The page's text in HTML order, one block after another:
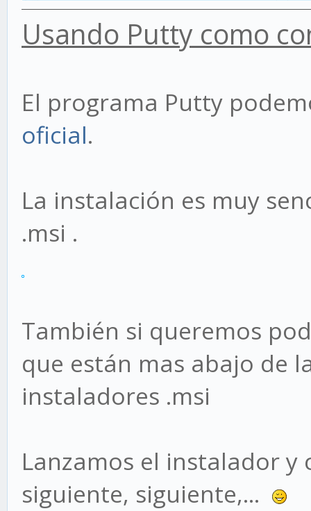
Usando Putty como
El programa Putty
oficial.
La instalación es muy
.msi .
También si queremos
que están mas abajo de
instaladores .msi
Lanzamos el instalador
siguiente, siguiente,...